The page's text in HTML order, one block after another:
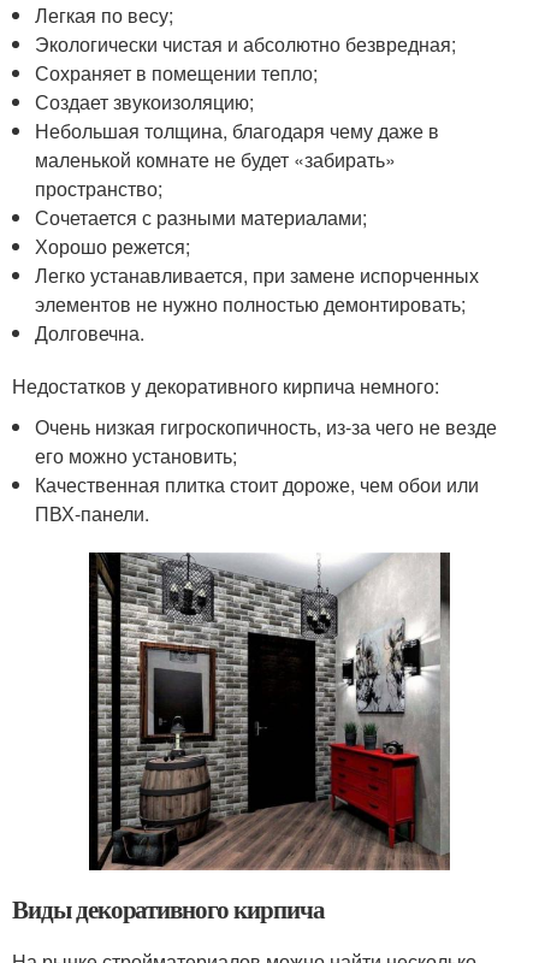
Легкая по весу;
Экологически чистая и абсолютно безвредная;
Сохраняет в помещении тепло;
Создает звукоизоляцию;
Небольшая толщина, благодаря чему даже в
маленькой комнате не будет «забирать»
пространство;
Сочетается с разными материалами;
Хорошо режется;
Легко устанавливается, при замене испорченных
элементов не нужно полностью демонтировать;
Долговечна.
Недостатков у декоративного кирпича немного:
Очень низкая гигроскопичность, из-за чего не везде
его можно установить;
Качественная плитка стоит дороже, чем обои или
ПВХ-панели.
Виды декоративного кирпича